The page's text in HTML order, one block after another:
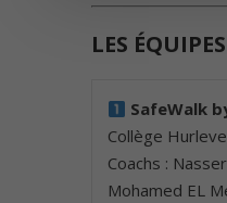
LES
SafeWalk
Collège
Coachs :
Mohamed EL